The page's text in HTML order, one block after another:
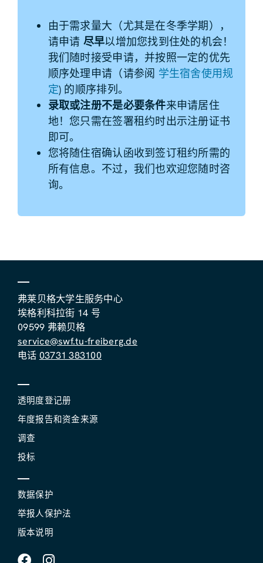
由于需求量大（尤其是在冬季学期），
请申请 尽早以增加您找到住处的机会！
我们随时接受申请，并按照一定的优先
顺序处理申请（请参阅 学生宿舍使用规
定) 的顺序排列。
录取或注册不是必要条件来申请居住
地！您只需在签署租约时出示注册证书
即可。
您将随住宿确认函收到签订租约所需的
所有信息。不过，我们也欢迎您随时咨
询。
弗莱贝格大学生服务中心
埃格利科拉街 14 号
09599 弗赖贝格
service@swf.tu-freiberg.de
电话 03731 383100
透明度登记册
年度报告和资金来源
调查
投标
数据保护
举报人保护法
版本说明